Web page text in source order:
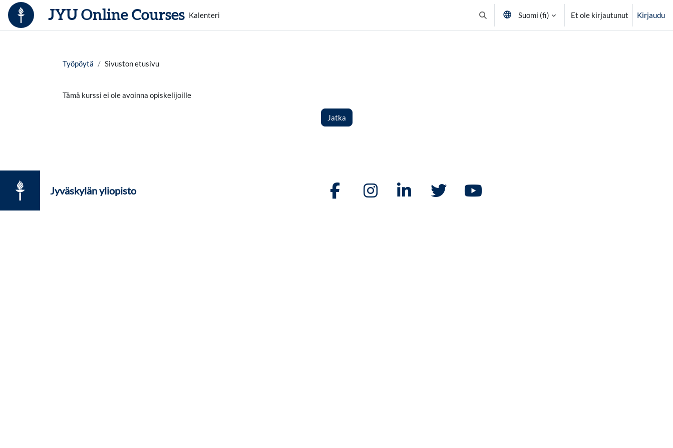
Siirry pääsisältöön
JYU Online Courses Kalenteri
Vaihda hakusyöttöä
Suomi ‎(fi)‎ Et ole kirjautunut Kirjaudu
Työpöytä Sivuston etusivu
Tämä kurssi ei ole avoinna opiskelijoille
Jatka
Jyväskylän yliopisto